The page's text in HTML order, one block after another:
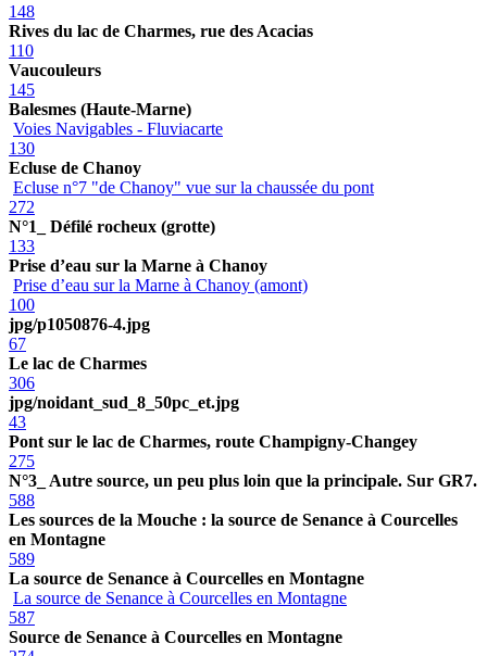
148
Rives du lac de Charmes, rue des Acacias
110
Vaucouleurs
145
Balesmes (Haute-Marne)
Voies Navigables - Fluviacarte
130
Ecluse de Chanoy
Ecluse n°7 "de Chanoy" vue sur la chaussée du pont
272
N°1_ Défilé rocheux (grotte)
133
Prise d’eau sur la Marne à Chanoy
Prise d’eau sur la Marne à Chanoy (amont)
100
jpg/p1050876-4.jpg
67
Le lac de Charmes
306
jpg/noidant_sud_8_50pc_et.jpg
43
Pont sur le lac de Charmes, route Champigny-Changey
275
N°3_ Autre source, un peu plus loin que la principale. Sur GR7.
588
Les sources de la Mouche : la source de Senance à Courcelles
en Montagne
589
La source de Senance à Courcelles en Montagne
La source de Senance à Courcelles en Montagne
587
Source de Senance à Courcelles en Montagne